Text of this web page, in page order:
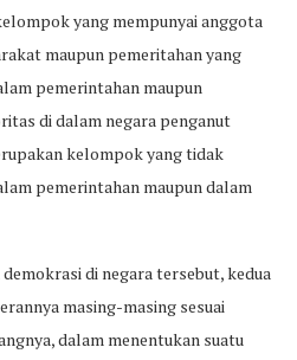
yang mempunyai anggota
maupun pemeritahan yang
pemerintahan maupun
di dalam negara penganut
kelompok yang tidak
pemerintahan maupun dalam
di negara tersebut, kedua
masing-masing sesuai
dalam menentukan suatu